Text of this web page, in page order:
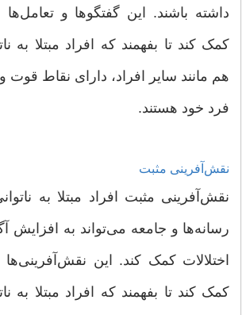
داشته باشند. این گفتگوها و تعامل‌ها
کمک کند تا بفهمند که افراد مبتلا به
هم مانند سایر افراد، دارای نقاط
فرد خود هستند.
نقش‌آفرینی مثبت
نقش‌آفرینی مثبت افراد مبتلا به
رسانه‌ها و جامعه می‌تواند به افزایش
اختلالات کمک کند. این نقش‌آفرینی‌ها
کمک کند تا بفهمند که افراد مبتلا به